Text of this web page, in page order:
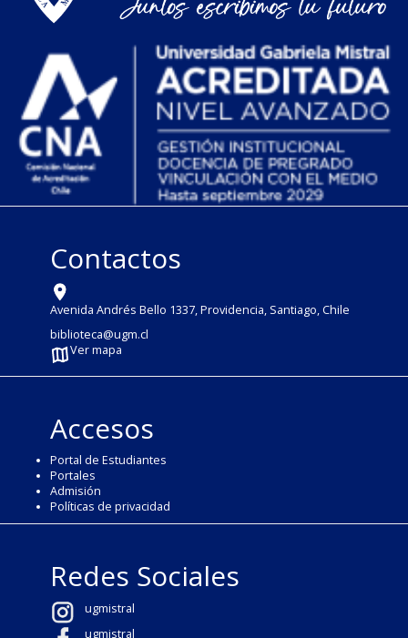
Contactos
Avenida Andrés Bello 1337, Providencia, Santiago, Chile
biblioteca@ugm.cl
Ver mapa
Accesos
Portal de Estudiantes
Portales
Admisión
Políticas de privacidad
Redes Sociales
ugmistral
ugmistral